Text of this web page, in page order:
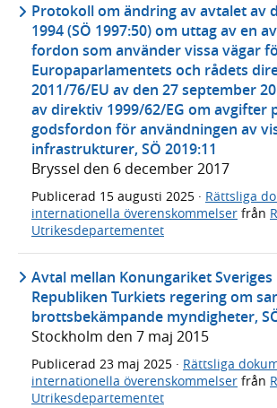
Protokoll om ändring av avtalet av
1994 (SÖ 1997:50) om uttag av en
fordon som använder vissa vägar
Europaparlamentets och rådets
2011/76/EU av den 27 september
av direktiv 1999/62/EG om avgifter
godsfordon för användningen av
infrastrukturer, SÖ 2019:11
Bryssel den 6 december 2017
Publicerad 15 augusti 2025 · Rättsliga
internationella överenskommelser från
Utrikesdepartementet
Avtal mellan Konungariket
Republiken Turkiets regering om
brottsbekämpande myndigheter,
Stockholm den 7 maj 2015
Publicerad 23 maj 2025 · Rättsliga
internationella överenskommelser från
Utrikesdepartementet